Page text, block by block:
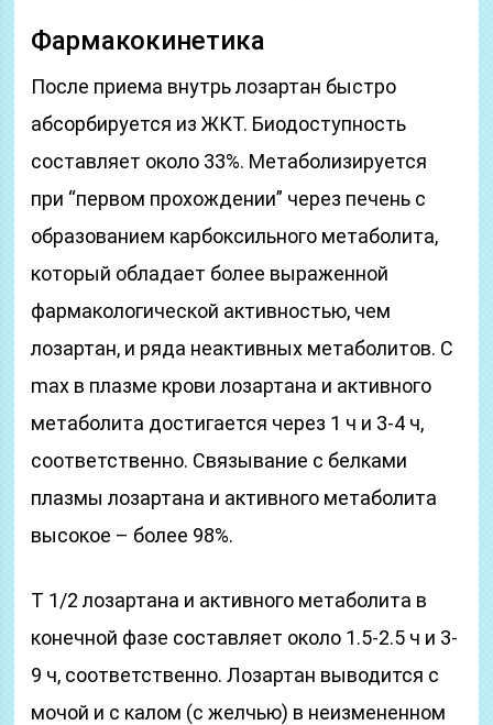
Фармакокинетика
После приема внутрь лозартан быстро
абсорбируется из ЖКТ. Биодоступность
составляет около 33%. Метаболизируется
при “первом прохождении” через печень с
образованием карбоксильного метаболита,
который обладает более выраженной
фармакологической активностью, чем
лозартан, и ряда неактивных метаболитов. C
max в плазме крови лозартана и активного
метаболита достигается через 1 ч и 3-4 ч,
соответственно. Связывание с белками
плазмы лозартана и активного метаболита
высокое – более 98%.
T 1/2 лозартана и активного метаболита в
конечной фазе составляет около 1.5-2.5 ч и 3-
9 ч, соответственно. Лозартан выводится с
мочой и с калом (с желчью) в неизмененном